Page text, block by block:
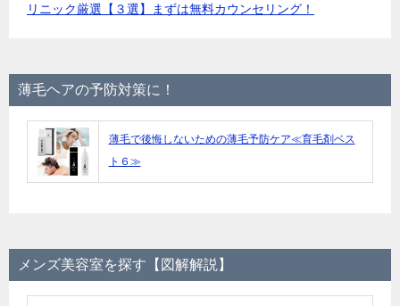
リニック厳選【３選】まずは無料カウンセリング！
薄毛ヘアの予防対策に！
薄毛で後悔しないための薄毛予防ケア≪育毛剤ベス
ト６≫
メンズ美容室を探す【図解解説】